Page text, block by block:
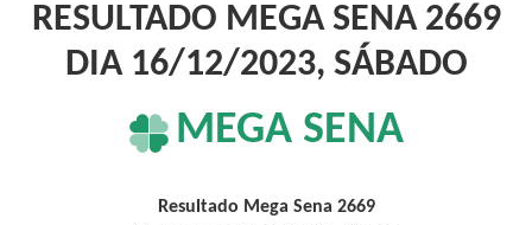
RESULTADO MEGA SENA 2669
DIA 16/12/2023, SÁBADO
MEGA SENA
Resultado Mega Sena 2669